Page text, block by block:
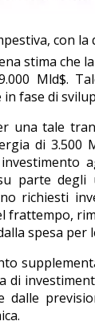
con la
stima che
Mld$.
fase di
una tale
di
parte degli
richiesti
spesa
di
dalle